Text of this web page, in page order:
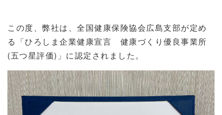
この度、弊社は、全国健康保険協会広島支部が定め
る「ひろしま企業健康宣言 健康づくり優良事業所
(五つ星評価)」に認定されました。